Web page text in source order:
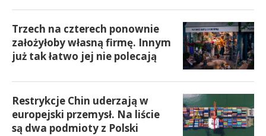
Trzech na czterech ponownie
założyłoby własną firmę. Innym
już tak łatwo jej nie polecają
Restrykcje Chin uderzają w
europejski przemysł. Na liście
są dwa podmioty z Polski